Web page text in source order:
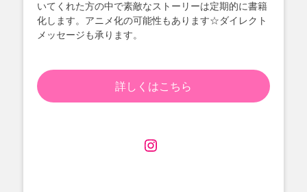
いてくれた方の中で素敵なストーリーは定期的に書籍
化します。アニメ化の可能性もあります☆ダイレクト
メッセージも承ります。
詳しくはこちら